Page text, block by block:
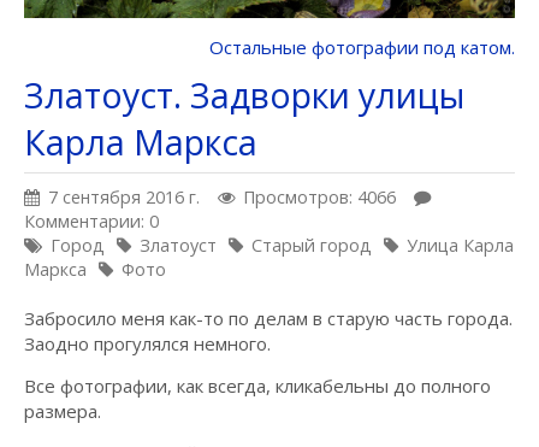
Остальные фотографии под катом.
Златоуст. Задворки улицы
Карла Маркса
7 сентября 2016 г.
Просмотров: 4066
Комментарии: 0
Город
Златоуст Старый город
Улица Карла
Маркса
Фото
Забросило меня как-то по делам в старую часть города.
Заодно прогулялся немного.
Все фотографии, как всегда, кликабельны до полного
размера.